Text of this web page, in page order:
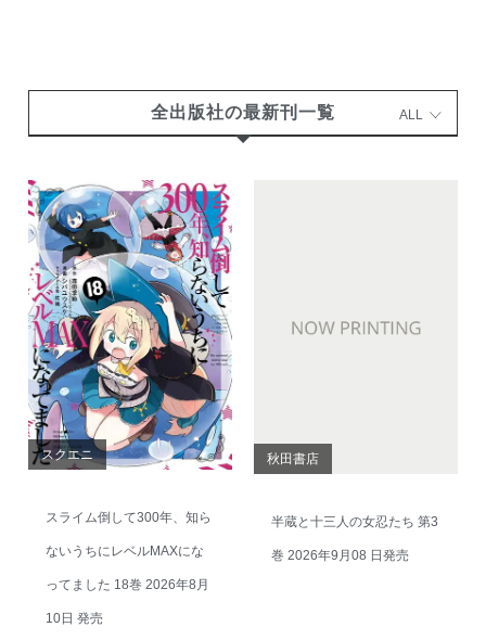
全出版社の最新刊一覧 ALL
スクエニ
スライム倒して300年、知ら
ないうちにレベルMAXにな
ってました 18巻 2026年8月
10日 発売
秋田書店
半蔵と十三人の女忍たち 第3
巻 2026年9月08 日発売